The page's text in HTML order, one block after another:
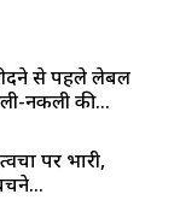
से पहले लेबल
नकली की...
पर भारी,